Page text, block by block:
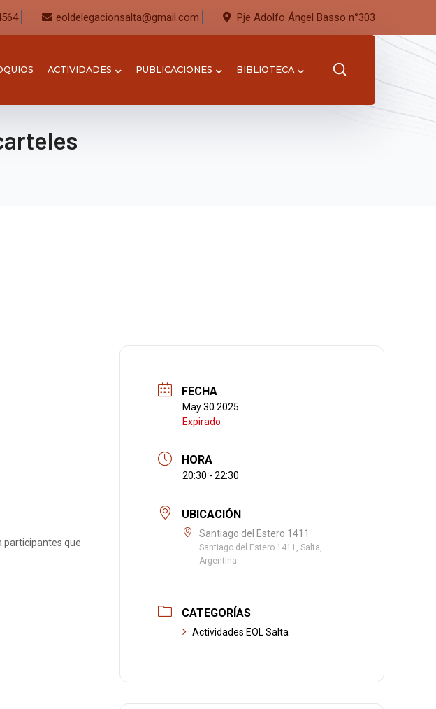
eoldelegacionsalta@gmail.com Pje Adolfo Ángel Basso n°303
ACTIVIDADES PUBLICACIONES BIBLIOTECA
participantes que
FECHA
May 30 2025
Expirado
HORA
20:30 - 22:30
UBICACIÓN
Santiago del Estero 1411
Santiago del Estero 1411, Salta,
Argentina
CATEGORÍAS
Actividades EOL Salta